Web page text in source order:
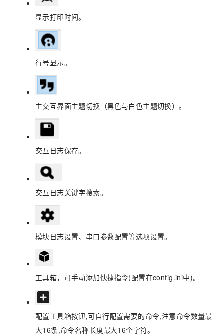
显示打印时间。
行号显示。
主交互界面主题切换（黑色与白色主题切换）。
交互日志保存。
交互日志关键字搜索。
模块日志设置、串口参数配置等选项设置。
工具箱，可手动添加快捷指令(配置在config.ini中)。
配置工具箱按钮,可自行配置需要的命令,注意命令数量最
大16条,命令名称长度最大16个字符。